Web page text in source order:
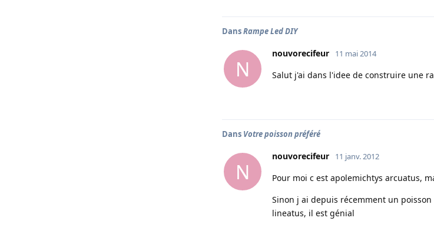
DansRampe Led DIY
N
nouvorecifeur 11 mai 2014
Salut j'ai dans l'idee de construire une
Dans Votre poisson préféré
N
nouvorecifeur 11 janv. 2012
Pour moi c est apolemichtys arcuatus,
Sinon j ai depuis récemment un
lineatus, il est génial